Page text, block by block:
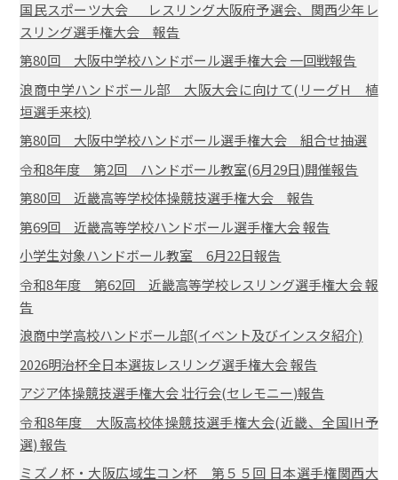
国民スポーツ大会 レスリング大阪府予選会、関西少年レ
スリング選手権大会 報告
第80回 大阪中学校ハンドボール選手権大会 一回戦報告
浪商中学ハンドボール部 大阪大会に向けて(リーグH 植
垣選手来校)
第80回 大阪中学校ハンドボール選手権大会 組合せ抽選
令和8年度 第2回 ハンドボール教室(6月29日)開催報告
第80回 近畿高等学校体操競技選手権大会 報告
第69回 近畿高等学校ハンドボール選手権大会 報告
小学生対象ハンドボール教室 6月22日報告
令和8年度 第62回 近畿高等学校レスリング選手権大会 報
告
浪商中学高校ハンドボール部(イベント及びインスタ紹介)
2026明治杯全日本選抜レスリング選手権大会 報告
アジア体操競技選手権大会 壮行会(セレモニー)報告
令和8年度 大阪高校体操競技選手権大会(近畿、全国IH予
選) 報告
ミズノ杯・大阪広域生コン杯 第５５回 日本選手権関西大